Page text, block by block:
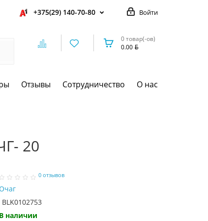
Войти
+375(29) 140-70-80
0 товар(-ов)
0.00
Отзывы Сотрудничество О нас
20
0 отзывов
BLK0102753
В наличии